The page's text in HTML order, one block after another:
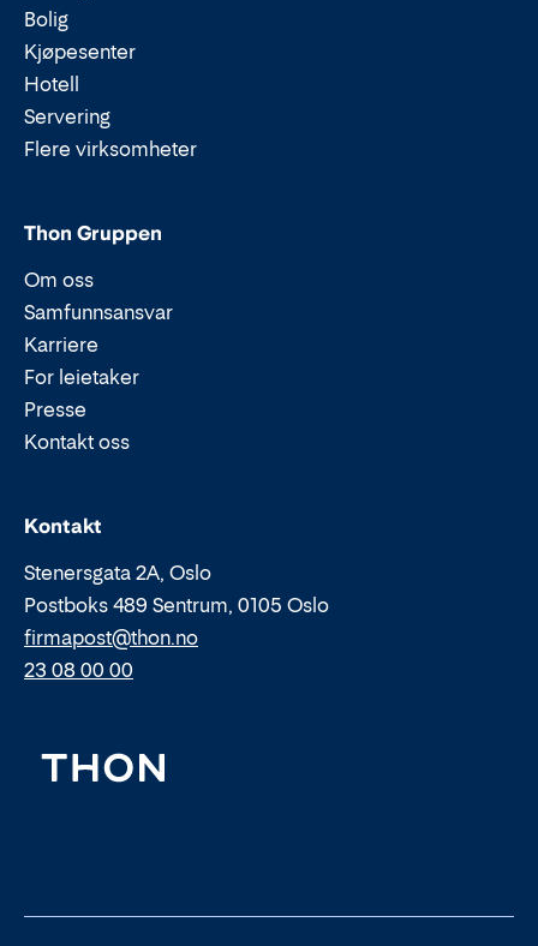
Bolig
Kjøpesenter
Hotell
Servering
Flere virksomheter
Thon Gruppen
Om oss
Samfunnsansvar
Karriere
For leietaker
Presse
Kontakt oss
Kontakt
Stenersgata 2A, Oslo
Postboks 489 Sentrum, 0105 Oslo
Epost:
firmapost@thon.no
Telefon:
23 08 00 00